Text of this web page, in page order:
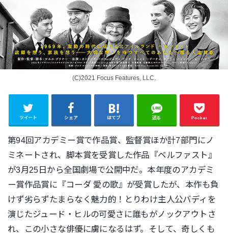
(C)2021 Focus Features, LLC.
ツイート シェア はてブ 送る Pocket
第94回アカデミー賞で作品賞、監督賞ほか計7部門にノ
ミネートされ、脚本賞を受賞した作品『ベルファスト』
が3月25日から全国劇場で公開中だ。本年度のアカデミ
ー賞作品賞に『コーダ 愛の歌』が受賞したが、本作も負
けず劣らずたまらなく魅力的！とりわけ主人公バディを
演じたジュード・ヒルの可愛さに誰もがノックアウトさ
れ、この小さな俳優に虜になるはず。そして、奇しくも